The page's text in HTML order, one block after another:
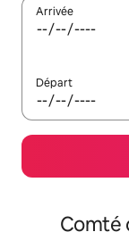
Arrivée
Départ
Comté